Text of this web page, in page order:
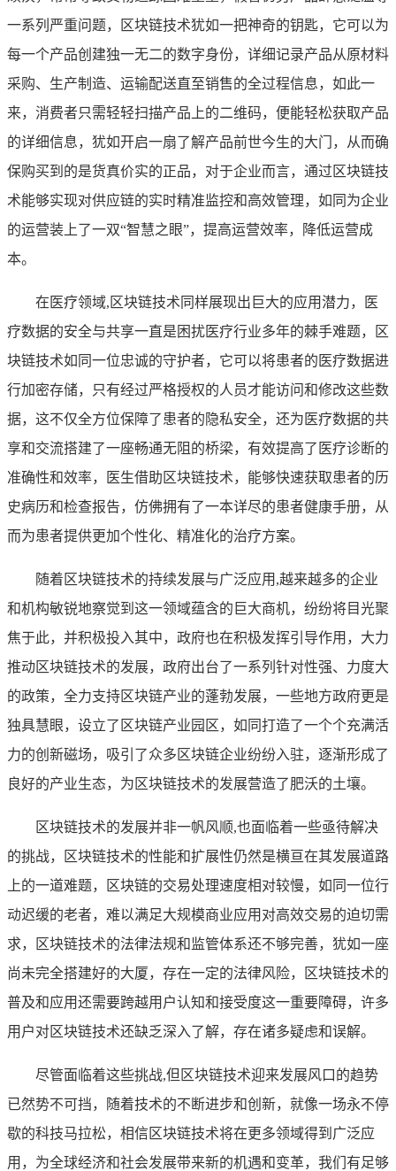
一系列严重问题，区块链技术犹如一把神奇的钥匙，它可以为
每一个产品创建独一无二的数字身份，详细记录产品从原材料
采购、生产制造、运输配送直至销售的全过程信息，如此一
来，消费者只需轻轻扫描产品上的二维码，便能轻松获取产品
的详细信息，犹如开启一扇了解产品前世今生的大门，从而确
保购买到的是货真价实的正品，对于企业而言，通过区块链技
术能够实现对供应链的实时精准监控和高效管理，如同为企业
的运营装上了一双“智慧之眼”，提高运营效率，降低运营成
本。
在医疗领域,区块链技术同样展现出巨大的应用潜力，医
疗数据的安全与共享一直是困扰医疗行业多年的棘手难题，区
块链技术如同一位忠诚的守护者，它可以将患者的医疗数据进
行加密存储，只有经过严格授权的人员才能访问和修改这些数
据，这不仅全方位保障了患者的隐私安全，还为医疗数据的共
享和交流搭建了一座畅通无阻的桥梁，有效提高了医疗诊断的
准确性和效率，医生借助区块链技术，能够快速获取患者的历
史病历和检查报告，仿佛拥有了一本详尽的患者健康手册，从
而为患者提供更加个性化、精准化的治疗方案。
随着区块链技术的持续发展与广泛应用,越来越多的企业
和机构敏锐地察觉到这一领域蕴含的巨大商机，纷纷将目光聚
焦于此，并积极投入其中，政府也在积极发挥引导作用，大力
推动区块链技术的发展，政府出台了一系列针对性强、力度大
的政策，全力支持区块链产业的蓬勃发展，一些地方政府更是
独具慧眼，设立了区块链产业园区，如同打造了一个个充满活
力的创新磁场，吸引了众多区块链企业纷纷入驻，逐渐形成了
良好的产业生态，为区块链技术的发展营造了肥沃的土壤。
区块链技术的发展并非一帆风顺,也面临着一些亟待解决
的挑战，区块链技术的性能和扩展性仍然是横亘在其发展道路
上的一道难题，区块链的交易处理速度相对较慢，如同一位行
动迟缓的老者，难以满足大规模商业应用对高效交易的迫切需
求，区块链技术的法律法规和监管体系还不够完善，犹如一座
尚未完全搭建好的大厦，存在一定的法律风险，区块链技术的
普及和应用还需要跨越用户认知和接受度这一重要障碍，许多
用户对区块链技术还缺乏深入了解，存在诸多疑虑和误解。
尽管面临着这些挑战,但区块链技术迎来发展风口的趋势
已然势不可挡，随着技术的不断进步和创新，就像一场永不停
歇的科技马拉松，相信区块链技术将在更多领域得到广泛应
用，为全球经济和社会发展带来新的机遇和变革，我们有足够